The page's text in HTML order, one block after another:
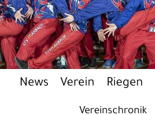
News Verein Riegen
Vereinschronik